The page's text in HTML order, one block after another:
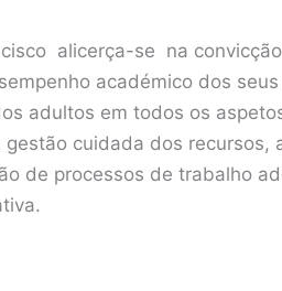
alicerça-se na
académico dos
adultos em todos os
cuidada dos recursos,
de processos de trabalho